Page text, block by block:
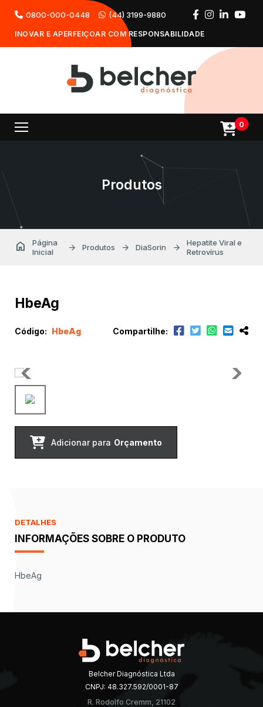
0800-000-0448 (44) 3199-9880
INOVAR E APERFEIÇOAR COM RESPONSABILIDADE
0
Produtos
home
Página
Inicial
arrow_forward Produtos arrow_forward DiaSorin arrow_forward
Hepatite Viral e
Retrovírus
HbeAg
Código: HbeAg Compartilhe:
Adicionar para Orçamento
DETALHES
INFORMAÇÕES SOBRE O PRODUTO
HbeAg
Belcher Diagnóstica Ltda
CNPJ: 48.327.592/0001-87
R. Rodolfo Cremm, 21102